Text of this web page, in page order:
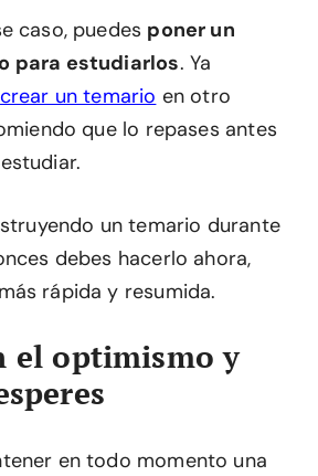
caso, puedes poner un
para estudiarlos. Ya
crear un temario en otro
que lo repases antes
un temario durante
debes hacerlo ahora,
rápida y resumida.
el optimismo y
en todo momento una